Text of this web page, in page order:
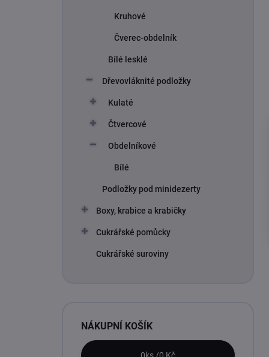
Kruhové
Čverec-obdelník
Bílé lesklé
Dřevovláknité podložky
Kulaté
Čtvercové
Obdelníkové
Bílé
Podložky pod minidezerty
Boxy, krabice a krabičky
Cukrářské pomůcky
Cukrářské suroviny
NÁKUPNÍ KOŠÍK